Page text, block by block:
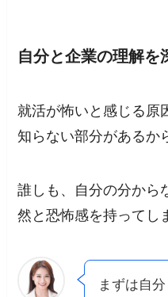
自分と企業の理解を
就活が怖いと感じる原
知らない部分があるか
誰しも、自分の分から
然と恐怖感を持ってし
まずは自